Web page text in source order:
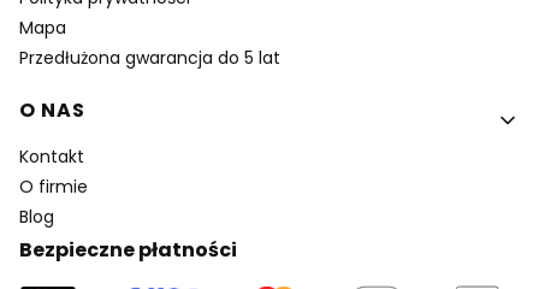
Mapa
Przedłużona gwarancja do 5 lat
O NAS
Kontakt
O firmie
Blog
Bezpieczne płatności